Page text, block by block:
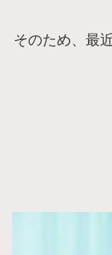
そのため、最